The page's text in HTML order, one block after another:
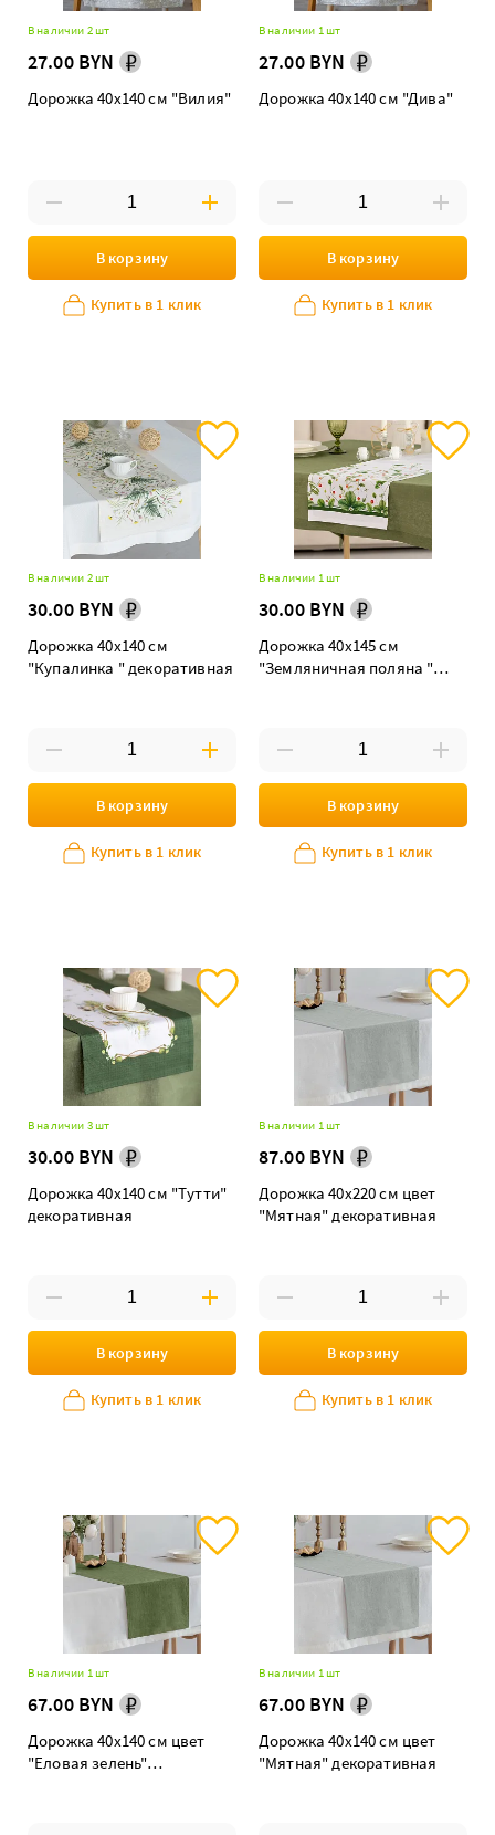
В наличии 2 шт
27.00 BYN
Дорожка 40х140 см "Вилия"
В корзину
Купить в 1 клик
В наличии 1 шт
27.00 BYN
Дорожка 40х140 см "Дива"
В корзину
Купить в 1 клик
В наличии 2 шт
30.00 BYN
Дорожка 40х140 см
"Купалинка " декоративная
В корзину
Купить в 1 клик
В наличии 1 шт
30.00 BYN
Дорожка 40х145 см
"Земляничная поляна "
В корзину
Купить в 1 клик
В наличии 3 шт
30.00 BYN
Дорожка 40х140 см "Тутти"
декоративная
В корзину
Купить в 1 клик
В наличии 1 шт
87.00 BYN
Дорожка 40х220 см цвет
"Мятная" декоративная
В корзину
Купить в 1 клик
В наличии 1 шт
67.00 BYN
Дорожка 40х140 см цвет
"Еловая зелень"
В наличии 1 шт
67.00 BYN
Дорожка 40х140 см цвет
"Мятная" декоративная